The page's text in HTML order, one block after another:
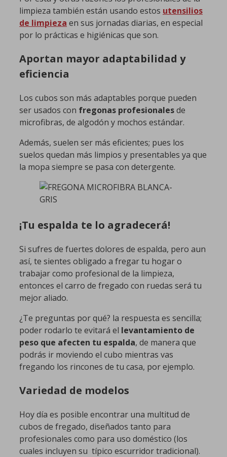
limpieza también están usando estos utensilios
de limpieza en sus jornadas diarias, en especial
por lo prácticas e higiénicas que son.
Aportan mayor adaptabilidad y
eficiencia
Los cubos son más adaptables porque pueden
ser usados con fregonas profesionalesde
microfibras, de algodón y mochos estándar.
Además, suelen ser más eficientes; pues los
suelos quedan más limpios y presentables ya que
la mopa siempre se pasa con detergente.
¡Tu espalda te lo agradecerá!
Si sufres de fuertes dolores de espalda, pero aun
así, te sientes obligado a fregar tu hogar o
trabajar como profesional de la limpieza,
entonces el carro de fregado con ruedas será tu
mejor aliado.
¿Te preguntas por qué? la respuesta es sencilla;
poder rodarlo te evitará el levantamiento de
peso que afecten tu espalda, de manera que
podrás ir moviendo el cubo mientras vas
fregando los rincones de tu casa, por ejemplo.
Variedad de modelos
Hoy día es posible encontrar una multitud de
cubos de fregado, diseñados tanto para
profesionales como para uso doméstico (los
cuales incluyen su típico escurridor tradicional).